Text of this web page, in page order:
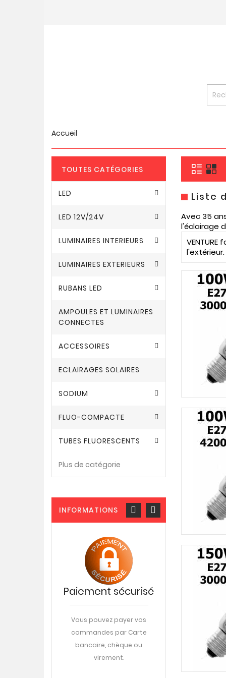
Accueil
TOUTES CATÉGORIES
LED
LED 12V/24V
LUMINAIRES INTERIEURS
LUMINAIRES EXTERIEURS
RUBANS LED
AMPOULES ET LUMINAIRES
CONNECTES
ACCESSOIRES
ECLAIRAGES SOLAIRES
SODIUM
FLUO-COMPACTE
TUBES FLUORESCENTS
Plus de catégorie
INFORMATIONS
Paiement sécurisé
Vous pouvez payer vos
commandes par Carte
bancaire, chèque ou
virement.
Livraison sur
travail ou à
rendez-vous.
Liste
Avec 35
l'éclairage
l'extérieur.